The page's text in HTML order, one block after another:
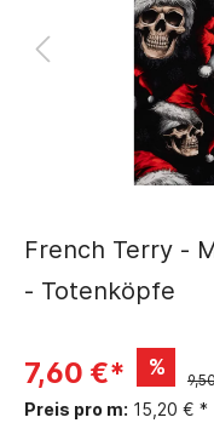
French Terry -
- Totenköpfe
7,60 €* %
Preis pro m: 15,20 € *